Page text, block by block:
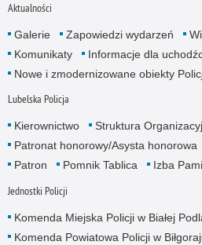
Aktualności
Galerie Zapowiedzi wydarzeń
Komunikaty
Informacje dla
Nowe i zmodernizowane obiekty
Lubelska Policja
Kierownictwo
Struktura
Patronat honorowy/Asysta honorowa
Patron
Pomnik Tablica Izba
Jednostki Policji
Komenda Miejska Policji w Białej
Komenda Powiatowa Policji w